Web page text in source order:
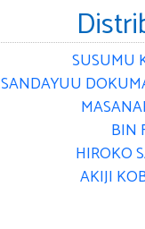
SUSUMU
SANDAYUU
BIN
HIROKO
AKIJI